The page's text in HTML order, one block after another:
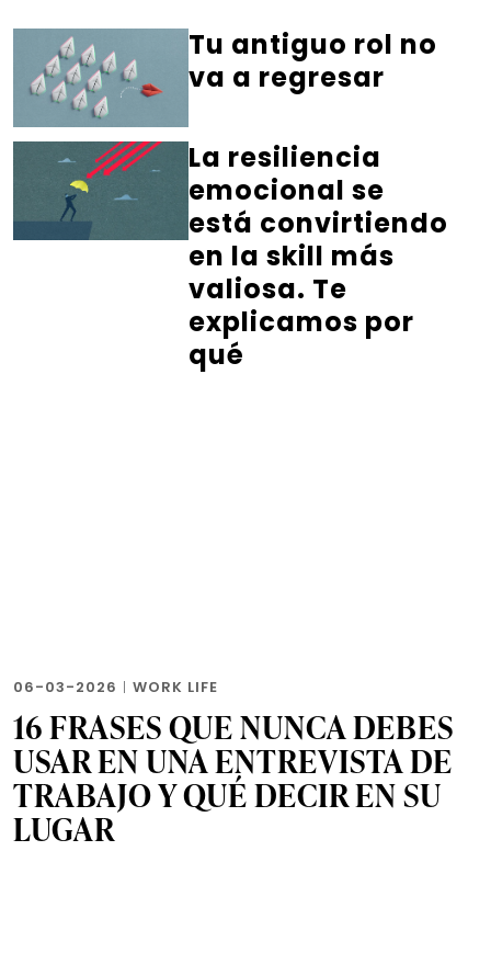
Tu antiguo rol no
va a regresar
La resiliencia
emocional se
está convirtiendo
en la skill más
valiosa. Te
explicamos por
qué
06-03-2026 | WORK LIFE
16 FRASES QUE NUNCA DEBES
USAR EN UNA ENTREVISTA DE
TRABAJO Y QUÉ DECIR EN SU
LUGAR